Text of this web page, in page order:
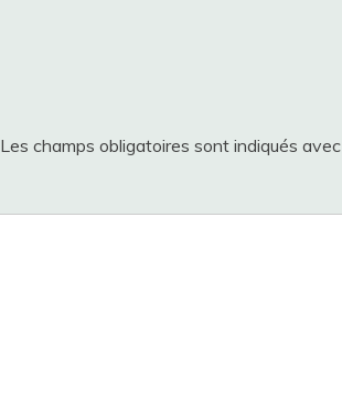
Les champs obligatoires sont indiqués avec